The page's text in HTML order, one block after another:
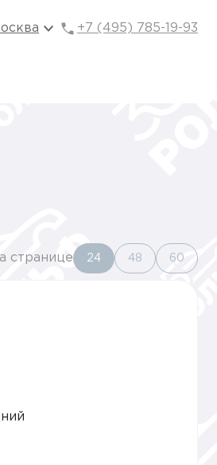
+7 (495) 785-19-93
странице 24 48 60